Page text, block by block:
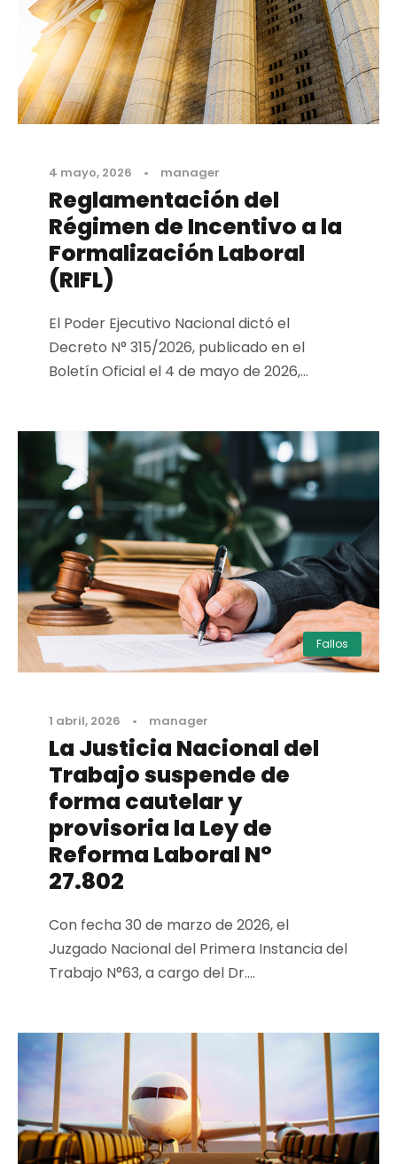
4 mayo, 2026 • manager
Reglamentación del
Régimen de Incentivo a la
Formalización Laboral
(RIFL)
El Poder Ejecutivo Nacional dictó el
Decreto N° 315/2026, publicado en el
Boletín Oficial el 4 de mayo de 2026,...
Fallos
1 abril, 2026 • manager
La Justicia Nacional del
Trabajo suspende de
forma cautelar y
provisoria la Ley de
Reforma Laboral N°
27.802
Con fecha 30 de marzo de 2026, el
Juzgado Nacional del Primera Instancia del
Trabajo N°63, a cargo del Dr....